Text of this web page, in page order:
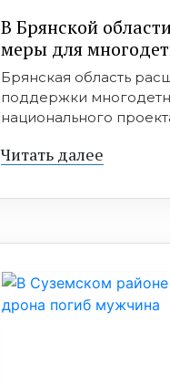
В Брянской
меры для
Брянская область
поддержки
национального
Читать далее